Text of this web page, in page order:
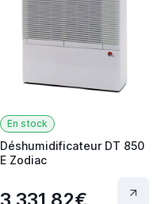
En stock
Déshumidificateur DT 850
E Zodiac